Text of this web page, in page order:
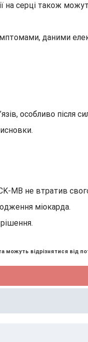
на серці також
даними
особливо після
MB не втратив
міокарда.
можуть відрізнятися від